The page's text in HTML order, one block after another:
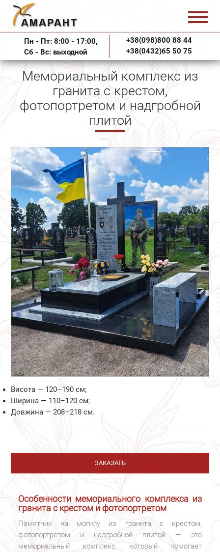
Пн - Пт: 8:00 - 17:00,
Сб - Вс: выходной
+38(098)800 88 44
+38(0432)65 50 75
Мемориальный комплекс из
гранита с крестом,
фотопортретом и надгробной
плитой
Висота — 120–190 см;
Ширина — 110–120 см;
Довжина — 208–218 см.
ЗАКАЗАТЬ
Особенности мемориального комплекса из
гранита с крестом и фотопортретом
Памятник на могилу из гранита с крестом,
фотопортретом и надгробной плитой — это
мемориальный комплекс, который помогает